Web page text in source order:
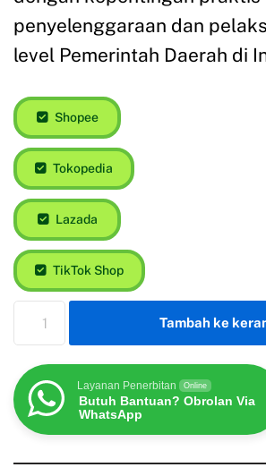
penyelenggaraan dan
level Pemerintah Daerah di
Shopee
Tokopedia
Lazada
TikTok Shop
Tambah ke
Layanan Penerbitan Online
Butuh Bantuan? Obrolan Via
WhatsApp